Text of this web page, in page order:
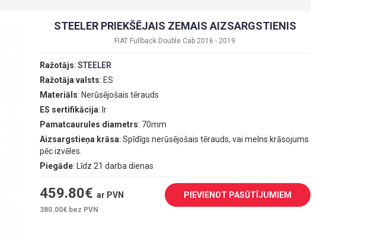
STEELER PRIEKŠĒJAIS ZEMAIS AIZSARGSTIENIS
FIAT Fullback Double Cab 2016 - 2019
Ražotājs: STEELER
Ražotāja valsts: ES
Materiāls: Nerūsējošais tērauds
ES sertifikācija: Ir
Pamatcaurules diametrs: 70mm
Aizsargstieņa krāsa: Spīdīgs nerūsējošais tērauds, vai melns krāsojums
pēc izvēles.
Piegāde: Līdz 21 darba dienas
459.80€ ar PVN
380.00€ bez PVN
PIEVIENOT PASŪTĪJUMIEM